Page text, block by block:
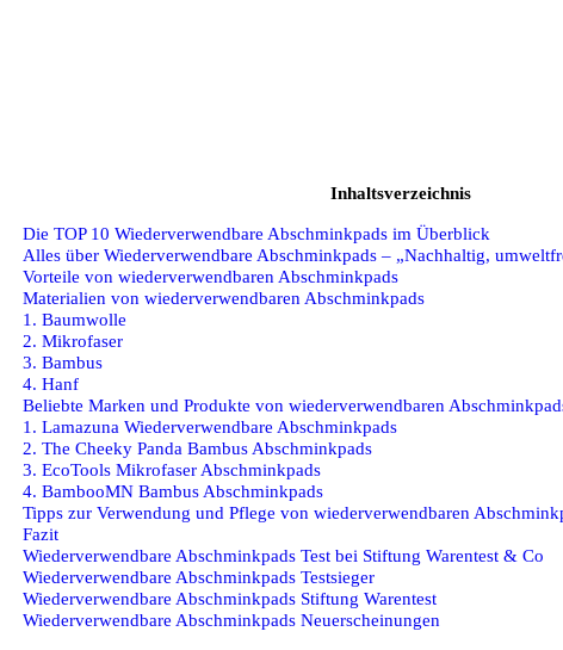
Inhaltsverzeichnis
Die TOP 10 Wiederverwendbare Abschminkpads im Überblick
Alles über Wiederverwendbare Abschminkpads – „Nachhaltig,
Vorteile von wiederverwendbaren Abschminkpads
Materialien von wiederverwendbaren Abschminkpads
1. Baumwolle
2. Mikrofaser
3. Bambus
4. Hanf
Beliebte Marken und Produkte von wiederverwendbaren
1. Lamazuna Wiederverwendbare Abschminkpads
2. The Cheeky Panda Bambus Abschminkpads
3. EcoTools Mikrofaser Abschminkpads
4. BambooMN Bambus Abschminkpads
Tipps zur Verwendung und Pflege von wiederverwendbaren
Fazit
Wiederverwendbare Abschminkpads Test bei Stiftung Warentest & Co
Wiederverwendbare Abschminkpads Testsieger
Wiederverwendbare Abschminkpads Stiftung Warentest
Wiederverwendbare Abschminkpads Neuerscheinungen